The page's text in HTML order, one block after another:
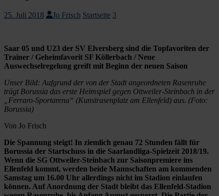
25. Juli 2018 Jo Frisch Startseite 3
Saar 05 und U23 der SV Elversberg sind die Topfavoriten der
Trainer / Geheimfavorit SF Köllerbach / Neue
Auswechselregelung greift mit Beginn der neuen Saison
Unser Bild: Aufgrund der von der Stadt angeordneten Rasenruhe
trägt Borussia das erste Heimspiel gegen Ottweiler-Steinbach in der
„Ferraro-Sportarena“ (Kunstrasenplatz am Ellenfeld) aus. (Foto:
Borussia)
Von Jo Frisch
Die Spannung steigt! In ziemlich genau 72 Stunden fällt für
Borussia der Startschuss in die Saarlandliga-Spielzeit 2018/19.
Wenn die SG Ottweiler-Steinbach zur Saisonpremiere ins
Ellenfeld kommt, werden beide Mannschaften am kommenden
Samstag um 16.00 Uhr allerdings nicht im Stadion einlaufen
können. Auf Anordnung der Stadt bleibt das Ellenfeld-Stadion